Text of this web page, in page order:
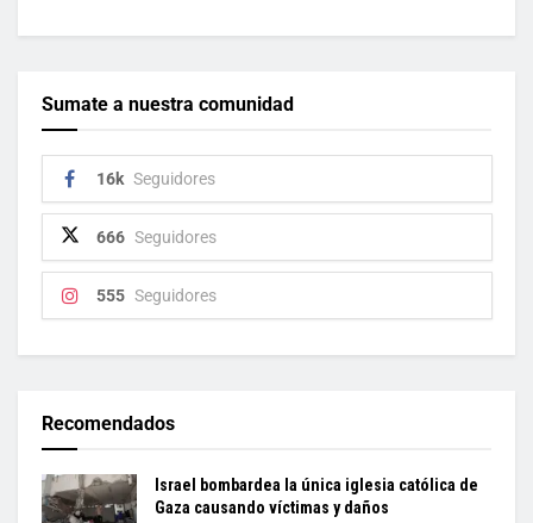
Sumate a nuestra comunidad
16k Seguidores
666 Seguidores
555 Seguidores
Recomendados
Israel bombardea la única iglesia católica de
Gaza causando víctimas y daños